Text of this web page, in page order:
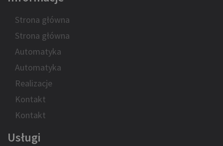
Strona główna
Strona główna
Automatyka
Automatyka
Realizacje
Kontakt
Kontakt
Usługi